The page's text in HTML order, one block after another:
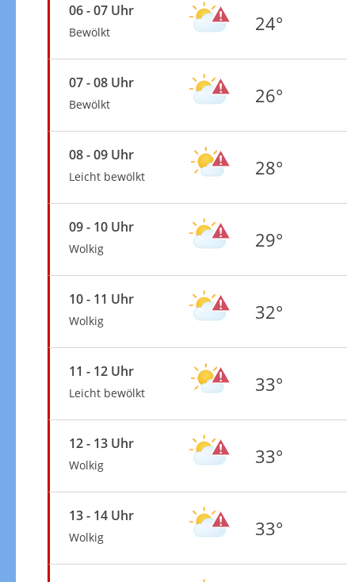
06 - 07 Uhr
Bewölkt 24°
07 - 08 Uhr
Bewölkt 26°
08 - 09 Uhr
Leicht bewölkt 28°
09 - 10 Uhr
Wolkig 29°
10 - 11 Uhr
Wolkig 32°
11 - 12 Uhr
Leicht bewölkt 33°
12 - 13 Uhr
Wolkig 33°
13 - 14 Uhr
Wolkig 33°